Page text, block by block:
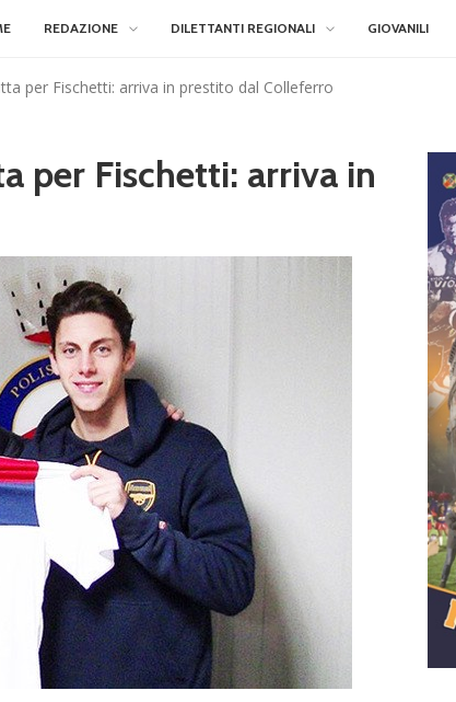
REDAZIONE DILETTANTI REGIONALI GIOVANILI
per Fischetti: arriva in prestito dal Colleferro
per Fischetti: arriva in